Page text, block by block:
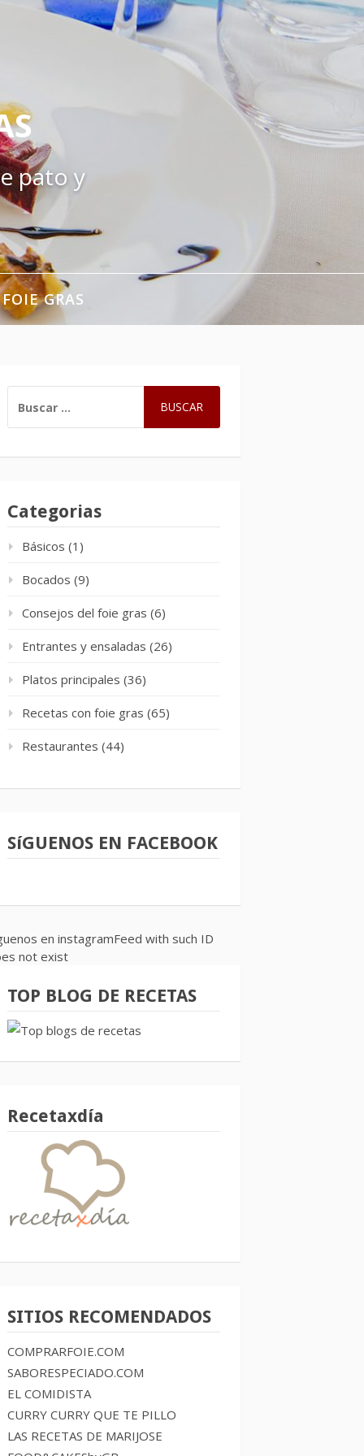
pato y
GRAS
Categorias
Básicos (1)
Bocados (9)
Consejos del foie gras (6)
Entrantes y ensaladas (26)
Platos principales (36)
Recetas con foie gras (65)
Restaurantes (44)
SíGUENOS EN FACEBOOK
en instagramFeed with such ID
not exist
TOP BLOG DE RECETAS
Recetaxdía
SITIOS RECOMENDADOS
COMPRARFOIE.COM
SABORESPECIADO.COM
EL COMIDISTA
CURRY CURRY QUE TE PILLO
LAS RECETAS DE MARIJOSE